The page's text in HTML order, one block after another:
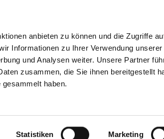
anbieten zu können und die Zugriffe
Informationen zu Ihrer Verwendung unserer
und Analysen weiter. Unsere Partner
zusammen, die Sie ihnen bereitgestellt
haben.
Statistiken Marketing
Links